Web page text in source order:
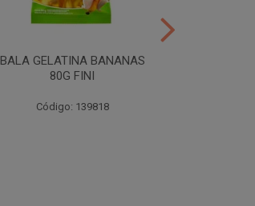
BALA GELATINA BANANAS
80G FINI
Código: 139818